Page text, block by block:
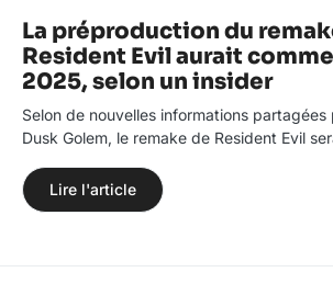
La préproduction du
Resident Evil aurait
2025, selon un insider
Selon de nouvelles informations partagées
Dusk Golem, le remake de Resident Evil
Lire l'article